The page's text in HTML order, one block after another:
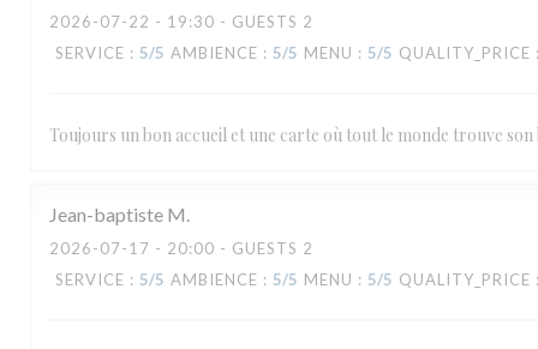
2026-07-22 - 19:30 - GUESTS 2
SERVICE : 5/5 AMBIENCE : 5/5 MENU : 5/5 QUALITY_PRICE
Toujours un bon accueil et une carte où tout le monde trouve
Jean-baptiste M
2026-07-17 - 20:00 - GUESTS 2
SERVICE : 5/5 AMBIENCE : 5/5 MENU : 5/5 QUALITY_PRICE
Le Carré